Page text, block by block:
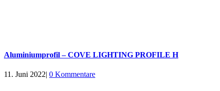
Aluminiumprofil – COVE LIGHTING PROFILE H
11. Juni 2022| 0 Kommentare